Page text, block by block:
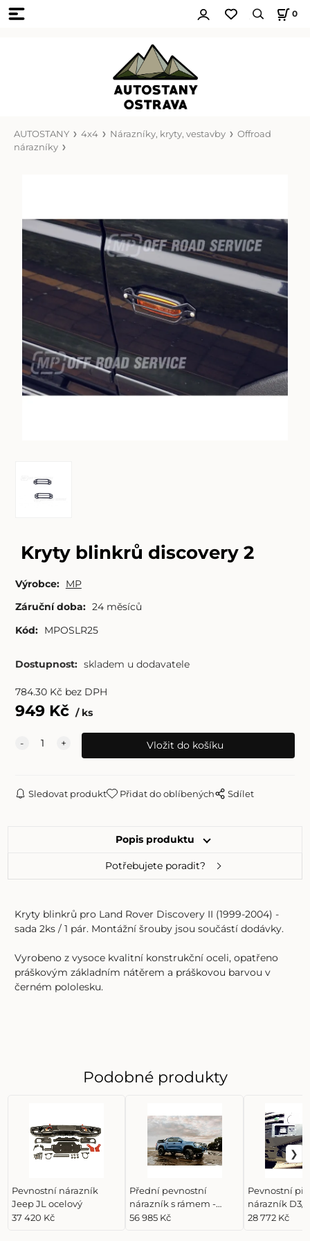
0
AUTOSTANY 4x4 Nárazníky, kryty, vestavby
Offroad
nárazníky
Kryty blinkrů discovery 2
Výrobce: MP
Záruční doba: 24 měsíců
Kód: MPOSLR25
Dostupnost: skladem u dodavatele
784.30Kč bez DPH
949Kč ks
Sledovat produkt Přidat do oblíbených Sdílet
Popis produktu
Potřebujete poradit?
Kryty blinkrů pro Land Rover Discovery II (1999-2004) -
sada 2ks / 1 pár. Montážní šrouby jsou součástí dodávky.
Vyrobeno z vysoce kvalitní konstrukční oceli, opatřeno
práškovým základním nátěrem a práškovou barvou v
černém pololesku.
Podobné produkty
Pevnostní nárazník
Jeep JL ocelový
37 420 Kč
Přední pevnostní
nárazník s rámem -
Amarok 2023+
56 985 Kč
Pevnostní
nárazník D3/
Bulbaru
28 772 Kč